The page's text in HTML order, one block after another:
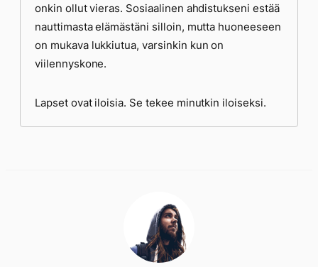
onkin ollut vieras. Sosiaalinen ahdistukseni estää
nauttimasta elämästäni silloin, mutta huoneeseen
on mukava lukkiutua, varsinkin kun on
viilennyskone.
Lapset ovat iloisia. Se tekee minutkin iloiseksi.